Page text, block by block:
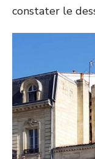
constater le